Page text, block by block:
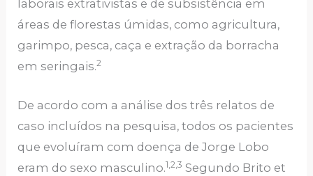
laborais extrativistas e de subsistência em
áreas de florestas úmidas, como agricultura,
garimpo, pesca, caça e extração da borracha
em seringais.2
De acordo com a análise dos três relatos de
caso incluídos na pesquisa, todos os pacientes
que evoluíram com doença de Jorge Lobo
eram do sexo masculino.1,2,3 Segundo Brito et